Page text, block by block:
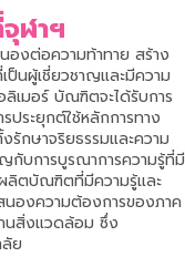
ฬาฯ
งต่อความท้าทาย สร้าง
นผู้เชี่ยวชาญและมีความ
ลิเมอร์ บัณฑิตจะได้รับการ
ประยุกต์ใช้หลักการทาง
กษาจริยธรรมและความ
บการบูรณาการความรู้ที่มี
ตบัณฑิตที่มีความรู้และ
องความต้องการของภาค
นสิ่งแวดล้อม ซึ่ง
ย